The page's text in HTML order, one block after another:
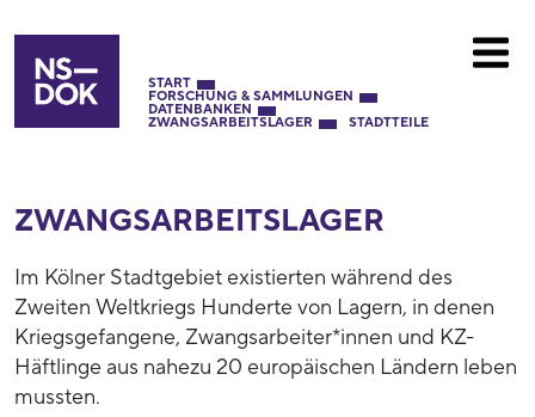
START
FORSCHUNG & SAMMLUNGEN
DATENBANKEN
ZWANGSARBEITSLAGER STADTTEILE
ZWANGSARBEITS­LAGER
Im Kölner Stadtgebiet existierten während des
Zweiten Weltkriegs Hunderte von Lagern, in denen
Kriegsgefangene, Zwangsarbeiter*innen und KZ-
Häftlinge aus nahezu 20 europäischen Ländern leben
mussten.